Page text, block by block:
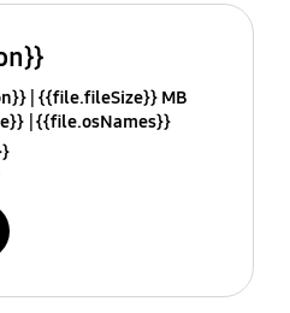
{{file.fileSize}} MB
{{file.osNames}}